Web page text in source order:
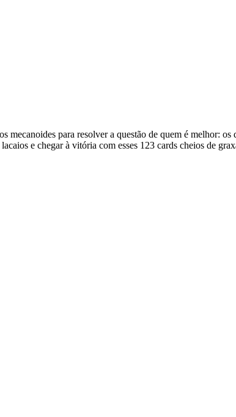
mecanoides para resolver a questão de quem é melhor:
e chegar à vitória com esses 123 cards cheios de